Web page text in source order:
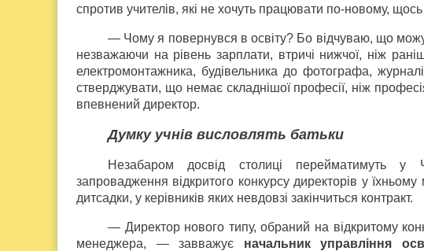
спротив учителів, які не хочуть працювати по-новому,
— Чому я повернувся в освіту? Бо відчуваю, що
незважаючи на рівень зарплати, втричі нижчої, ніж
електромонтажника, будівельника до фотографа,
стверджувати, що немає складнішої професії, ніж
впевнений директор.
Думку учнів висловлять батьки
Незабаром досвід столиці перейматимуть у
запровадження відкритого конкурсу директорів у
дитсадки, у керівників яких невдовзі закінчиться контракт.
— Директор нового типу, обраний на відкритому
менеджера, — завважує начальник управління